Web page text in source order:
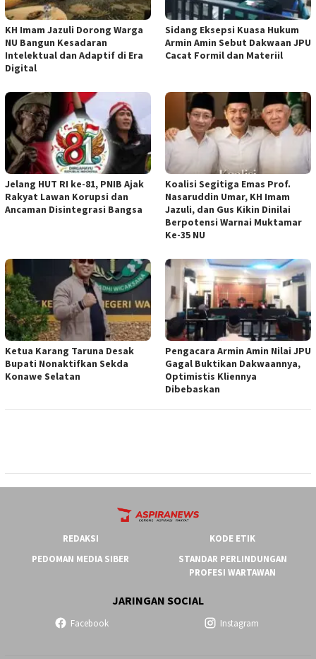
KH Imam Jazuli Dorong Warga
NU Bangun Kesadaran
Intelektual dan Adaptif di Era
Digital
‎Sidang Eksepsi Kuasa Hukum
Armin Amin Sebut Dakwaan JPU
Cacat Formil dan Materiil
Jelang HUT RI ke-81, PNIB Ajak
Rakyat Lawan Korupsi dan
Ancaman Disintegrasi Bangsa
Koalisi Segitiga Emas Prof.
Nasaruddin Umar, KH Imam
Jazuli, dan Gus Kikin Dinilai
Berpotensi Warnai Muktamar
Ke-35 NU
Ketua ‎Karang Taruna Desak
Bupati Nonaktifkan Sekda
Konawe Selatan
‎Pengacara Armin Amin Nilai JPU
Gagal Buktikan Dakwaannya,
Optimistis Kliennya
Dibebaskan
REDAKSI
KODE ETIK
PEDOMAN MEDIA SIBER
STANDAR PERLINDUNGAN
PROFESI WARTAWAN
JARINGAN SOCIAL
Facebook Instagram